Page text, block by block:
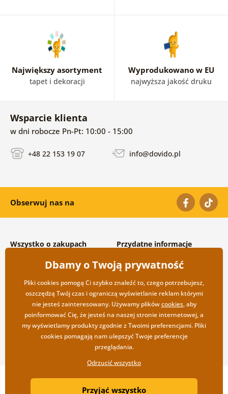
Największy asortyment
tapet i dekoracji
Wyprodukowano w EU
najwyższa jakość druku
Wsparcie klienta
w dni robocze Pn-Pt: 10:00 - 15:00
+48 22 153 19 07 info@dovido.pl
Obserwuj nas na
Wszystko o zakupach
Warunki handlowe i
reklamacyjne
Prywatność
Opcje wysyłki i płatności
Zwrot towarów
Przydatne informacje
Często zadawane pytania
Kontakt
Współpraca hurtowa
Copyright ©2019 © Dovido.pl.
| Sklep internetowy został stworzony przez
Dbamy o Twoją prywatność
Pliki cookies pomogą Ci szybko znaleźć to, czego potrzebujesz,
oszczędzą Twój czas i ograniczą wyświetlanie reklam którymi
nie jesteś zainteresowany. Używamy plikówcookies, aby
poinformować Cię, że jesteś na naszej stronie internetowej, a
my wyświetlamy produkty zgodnie z Twoimi preferencjami. Pliki
cookies pomagają nam ulepszyć Twoje preferencje
przeglądania.
Odrzucić wszystko
Przyjąć wszystko